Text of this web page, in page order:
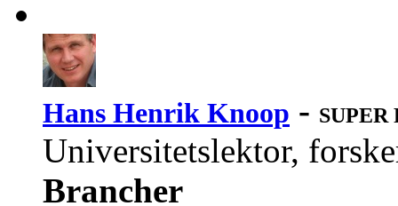
Hans Henrik Knoop -
Universitetslektor,
Brancher